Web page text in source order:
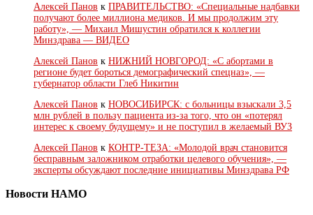
Алексей Панов к ПРАВИТЕЛЬСТВО: «Специальные надбавки
получают более миллиона медиков. И мы продолжим эту
работу», — Михаил Мишустин обратился к коллегии
Минздрава — ВИДЕО
Алексей Панов к НИЖНИЙ НОВГОРОД: «С абортами в
регионе будет бороться демографический спецназ», —
губернатор области Глеб Никитин
Алексей Панов к НОВОСИБИРСК: с больницы взыскали 3,5
млн рублей в пользу пациента из-за того, что он «потерял
интерес к своему будущему» и не поступил в желаемый ВУЗ
Алексей Панов к КОНТР-ТЕЗА: «Молодой врач становится
бесправным заложником отработки целевого обучения», —
эксперты обсуждают последние инициативы Минздрава РФ
Новости НАМО